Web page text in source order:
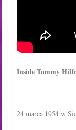
Inside Tommy
24 marca 1954 w